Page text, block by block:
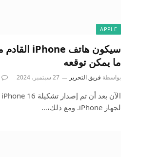
APPLE
ما يمكن توقعه
بواسطة فريق التحرير 27 سبتمبر، 2024
لجهاز iPhone. ومع ذلك،…